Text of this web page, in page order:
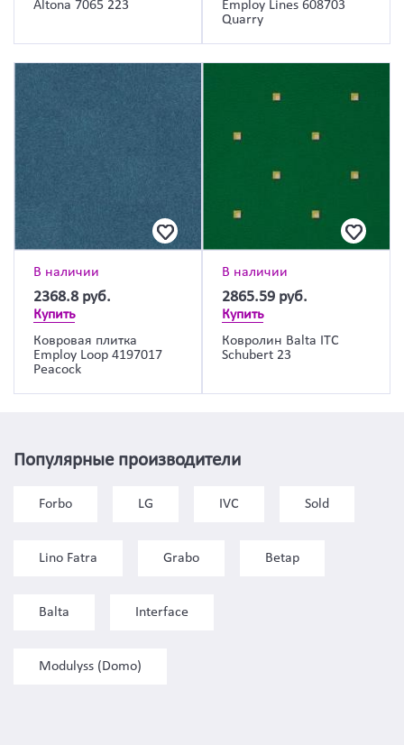
Altona 7065 223
Employ Lines 608703
Quarry
В наличии
2368.8 руб.
Купить
Ковровая плитка
Employ Loop 4197017
Peacock
В наличии
2865.59 руб.
Купить
Ковролин Balta ITC
Schubert 23
Популярные производители
Forbo LG IVC Sold
Lino Fatra Grabo Betap
Balta Interface
Modulyss (Domo)